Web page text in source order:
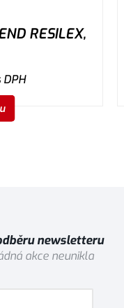
RESILEX,
newsletteru
akce neunikla